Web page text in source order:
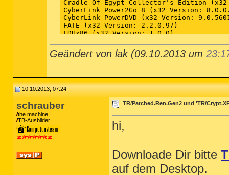
Geändert von lak (09.10.2013 um
10.10.2013, 07:24
schrauber
the machine
TB-Ausbilder
TR/Patched.Ren.Gen2 und 'TR/
hi,
Downloade Dir bitte
auf dem Desktop.